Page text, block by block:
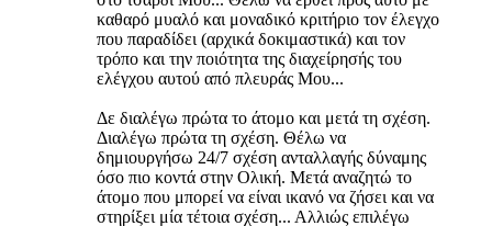
καθαρό μυαλό και μοναδικό κριτήριο τον έλεγχο
που παραδίδει (αρχικά δοκιμαστικά) και τον
τρόπο και την ποιότητα της διαχείρησής του
ελέγχου αυτού από πλευράς Μου...
Δε διαλέγω πρώτα το άτομο και μετά τη σχέση.
Διαλέγω πρώτα τη σχέση. Θέλω να
δημιουργήσω 24/7 σχέση ανταλλαγής δύναμης
όσο πιο κοντά στην Ολική. Μετά αναζητώ το
άτομο που μπορεί να είναι ικανό να ζήσει και να
στηρίξει μία τέτοια σχέση... Αλλιώς επιλέγω